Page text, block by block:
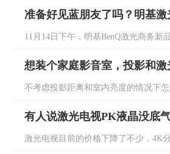
准备好见蓝朋友了吗？明基
11月14日下午，明基BenQ激光商务
想装个家庭影音室，投影和
不考虑投影距离和室内亮度的情况下怎
有人说激光电视PK液晶没底
激光电视目前的价格下降了不少，4K